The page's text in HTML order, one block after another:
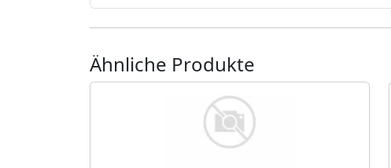
Ähnliche Produkte